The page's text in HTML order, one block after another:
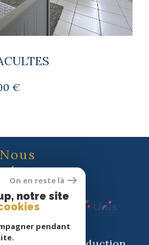
€
Nous
On en reste là
notre site
pendant